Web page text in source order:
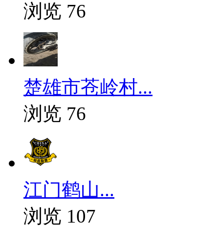
浏览 76
楚雄市苍岭村...
浏览 76
江门鹤山...
浏览 107